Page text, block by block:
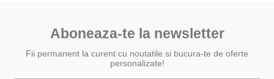
Aboneaza-te la newsletter
Fii permanent la curent cu noutatile si bucura-te de oferte
personalizate!